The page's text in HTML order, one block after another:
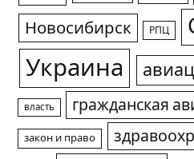
Новосибирск РПЦ
Украина
власть гражданская
закон и право